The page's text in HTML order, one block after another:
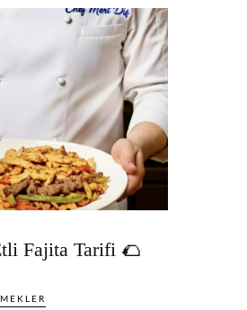
Fajita Tarifi 🌮